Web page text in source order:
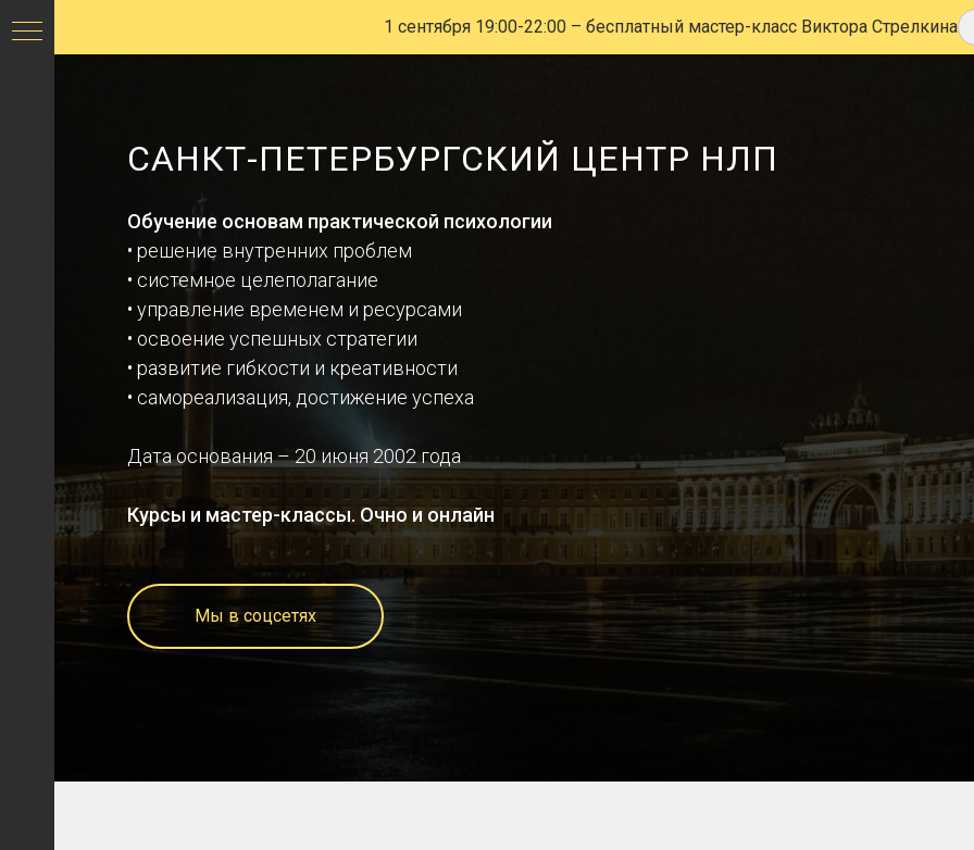
1 сентября 19:00-22:00 – бесплатный мастер-класс Виктора Стрелкина
Петербургский
НЛП
Виктора
Стрелкина
САНКТ-ПЕТЕРБУРГСКИЙ ЦЕНТР НЛП
Обучение основам практической психологии
• решение внутренних проблем
• системное целеполагание
• управление временем и ресурсами
• освоение успешных стратегии
• развитие гибкости и креативности
• самореализация, достижение успеха
Дата основания – 20 июня 2002 года
Курсы и мастер-классы. Очно и онлайн
Мы в соцсетях